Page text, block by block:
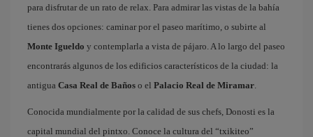
para disfrutar de un rato de relax. Para admirar las vistas de la bahía
tienes dos opciones: caminar por el paseo marítimo, o subirte al
Monte Igueldo y contemplarla a vista de pájaro. A lo largo del paseo
encontrarás algunos de los edificios característicos de la ciudad: la
antigua Casa Real de Baños o el Palacio Real de Miramar.
Conocida mundialmente por la calidad de sus chefs, Donosti es la
capital mundial del pintxo. Conoce la cultura del “txikiteo”